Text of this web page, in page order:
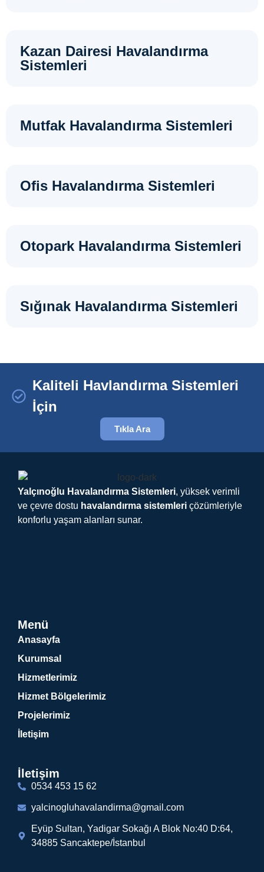
Kazan Dairesi Havalandırma
Sistemleri
Mutfak Havalandırma Sistemleri
Ofis Havalandırma Sistemleri
Otopark Havalandırma Sistemleri
Sığınak Havalandırma Sistemleri
Kaliteli Havlandırma Sistemleri
İçin
Tıkla Ara
Yalçınoğlu Havalandırma Sistemleri, yüksek verimli
ve çevre dostu havalandırma sistemleri çözümleriyle
konforlu yaşam alanları sunar.
Menü
Anasayfa
Kurumsal
Hizmetlerimiz
Hizmet Bölgelerimiz
Projelerimiz
İletişim
İletişim
0534 453 15 62
yalcinogluhavalandirma@gmail.com
Eyüp Sultan, Yadigar Sokağı A Blok No:40 D:64,
34885 Sancaktepe/İstanbul